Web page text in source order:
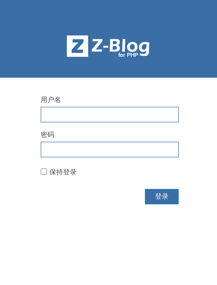
用户名
密码
保持登录